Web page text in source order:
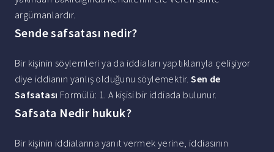
argümanlardır.
Sende safsatası nedir?
Bir kişinin söylemleri ya da iddiaları yaptıklarıyla çelişiyor
diye iddianın yanlış olduğunu söylemektir.Sen de
Safsatası Formülü: 1. A kişisi bir iddiada bulunur.
Safsata Nedir hukuk?
Bir kişinin iddialarına yanıt vermek yerine, iddiasının